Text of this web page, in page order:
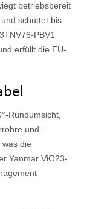
betriebsbereit
schüttet bis
PBV1
erfüllt die EU-
Rundumsicht,
und -
die
Yanmar ViO23-